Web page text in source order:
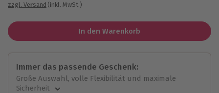
zzgl. Versand (inkl. MwSt.)
In den Warenkorb
Immer das passende Geschenk:
Große Auswahl, volle Flexibilität und maximale
Sicherheit